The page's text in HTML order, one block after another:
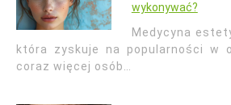
wykonywać?
Medycyna
która zyskuje na popularności w
coraz więcej osób…